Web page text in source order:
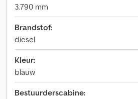
3.790 mm
Brandstof:
diesel
Kleur:
blauw
Bestuurderscabine: